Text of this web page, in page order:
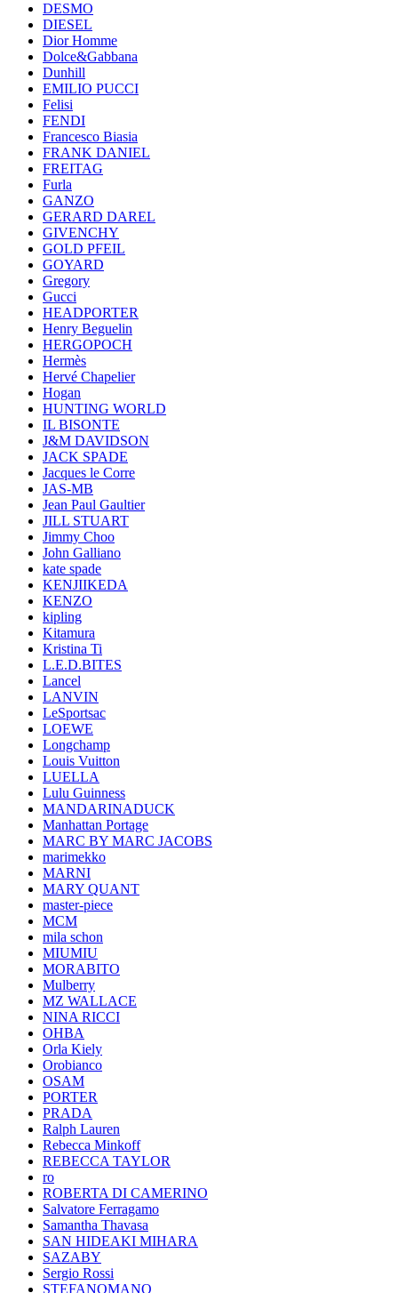
DESMO
DIESEL
Dior Homme
Dolce&Gabbana
Dunhill
EMILIO PUCCI
Felisi
FENDI
Francesco Biasia
FRANK DANIEL
FREITAG
Furla
GANZO
GERARD DAREL
GIVENCHY
GOLD PFEIL
GOYARD
Gregory
Gucci
HEADPORTER
Henry Beguelin
HERGOPOCH
Hermès
Hervé Chapelier
Hogan
HUNTING WORLD
IL BISONTE
J&M DAVIDSON
JACK SPADE
Jacques le Corre
JAS-MB
Jean Paul Gaultier
JILL STUART
Jimmy Choo
John Galliano
kate spade
KENJIIKEDA
KENZO
kipling
Kitamura
Kristina Ti
L.E.D.BITES
Lancel
LANVIN
LeSportsac
LOEWE
Longchamp
Louis Vuitton
LUELLA
Lulu Guinness
MANDARINADUCK
Manhattan Portage
MARC BY MARC JACOBS
marimekko
MARNI
MARY QUANT
master-piece
MCM
mila schon
MIUMIU
MORABITO
Mulberry
MZ WALLACE
NINA RICCI
OHBA
Orla Kiely
Orobianco
OSAM
PORTER
PRADA
Ralph Lauren
Rebecca Minkoff
REBECCA TAYLOR
ro
ROBERTA DI CAMERINO
Salvatore Ferragamo
Samantha Thavasa
SAN HIDEAKI MIHARA
SAZABY
Sergio Rossi
STEFANOMANO